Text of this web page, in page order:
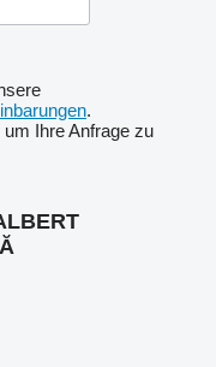
.
Ihre Anfrage zu